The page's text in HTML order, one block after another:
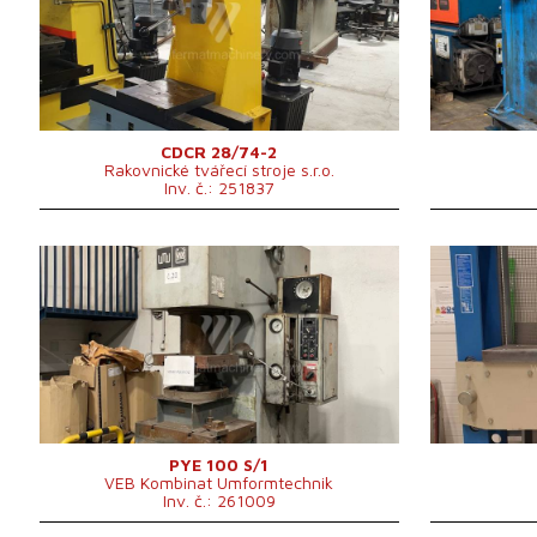
stolu
mm
Max. zdvih beranu
260 mm
Hmotnost stroje
480 kg
Rozměry d x š x v
1230x700x1587
mm
Řídící systém
ne
CDCR 28/74-2
Rakovnické tvářecí stroje s.r.o.
Inv. č.: 251837
Počet válců
Max. zdvih
Výkon
Řídící systém
Rok výroby:
1987
Jmenovitá tvářecí síla lisu
100 t
Rozměry pracovní plochy stolu750x560 mm
Rozměry beranu
530x400 mm
Zdvih beranu
500 mm
Vyložení
360 mm
Zdvih spodního vyhazovače
200 mm
Hmotnost stroje
5000 kg
Řídící systém
ne
PYE 100 S/1
VEB Kombinat Umformtechnik
Inv. č.: 261009
Rok výroby:
Jmenovitá
Rozměry
stolu
Rozměry d x
Hmotnost
Řídící systém